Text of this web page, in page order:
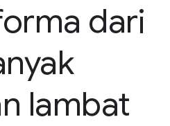
dari
lambat